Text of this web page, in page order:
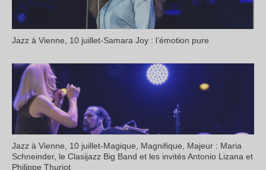
Jazz à Vienne, 10 juillet-Samara Joy : l’émotion pure
Jazz à Vienne, 10 juillet-Magique, Magnifique, Majeur : Maria
Schneinder, le Clasijazz Big Band et les invités Antonio Lizana et
Philippe Thuriot